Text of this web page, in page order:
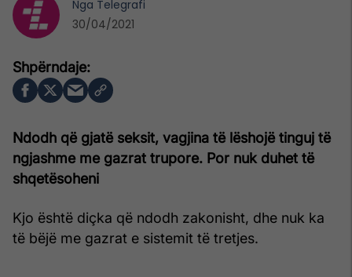
Ndodh që gjatë seksit, vagjina të lëshojë tinguj të
ngjashme me gazrat trupore. Por nuk duhet të
shqetësoheni
Kjo është diçka që ndodh zakonisht, dhe nuk ka
të bëjë me gazrat e sistemit të tretjes.
Nga Telegrafi
30/04/2021